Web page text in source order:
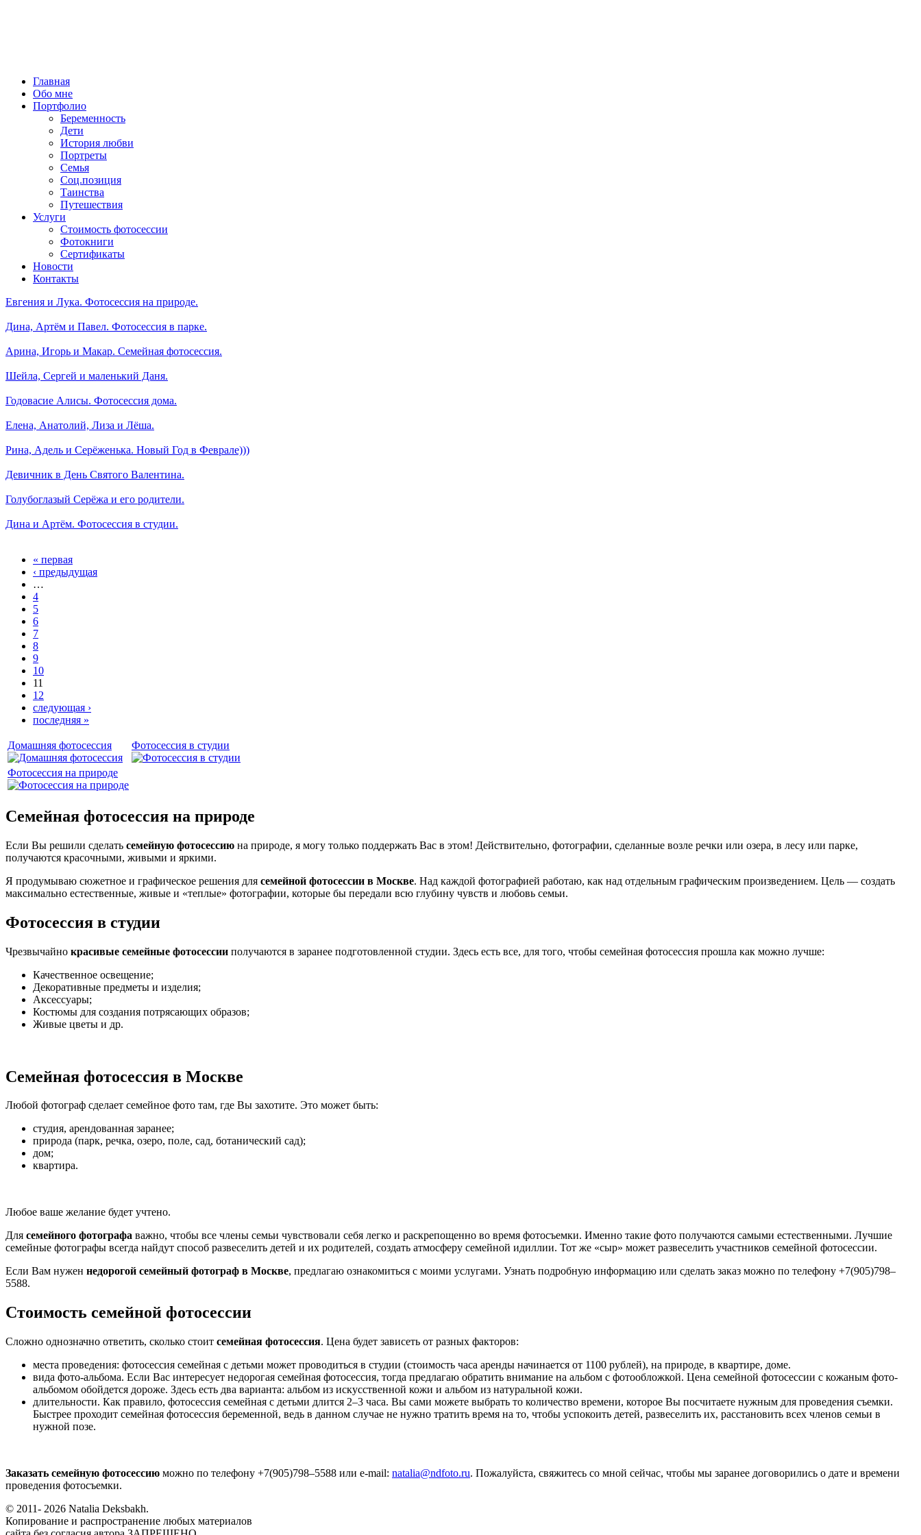
Главная
Обо мне
Портфолио
Беременность
Дети
История любви
Портреты
Семья
Соц.позиция
Таинства
Путешествия
Услуги
Стоимость фотосессии
Фотокниги
Сертификаты
Новости
Контакты
Евгения и Лука. Фотосессия на природе.
Дина, Артём и Павел. Фотосессия в парке.
Арина, Игорь и Макар. Семейная фотосессия.
Шейла, Сергей и маленький Даня.
Годовасие Алисы. Фотосессия дома.
Елена, Анатолий, Лиза и Лёша.
Рина, Адель и Серёженька. Новый Год в Феврале)))
Девичник в День Святого Валентина.
Голубоглазый Серёжа и его родители.
Дина и Артём. Фотосессия в студии.
« первая
‹ предыдущая
…
4
5
6
7
8
9
10
11
12
следующая ›
последняя »
Домашняя фотосессия Фотосессия в студии
Фотосессия на природе
Семейная фотосессия на природе
Если Вы решили сделать семейную фотосессию на природе, я могу только поддержать Вас в этом! Действительно, фотографии, сделанные возле речки или озера, в лесу или парке,
получаются красочными, живыми и яркими.
Я продумываю сюжетное и графическое решения для семейной фотосессии в Москве. Над каждой фотографией работаю, как над отдельным графическим произведением. Цель — создать
максимально естественные, живые и «теплые» фотографии, которые бы передали всю глубину чувств и любовь семьи.
Фотосессия в студии
Чрезвычайно красивые семейные фотосессии получаются в заранее подготовленной студии. Здесь есть все, для того, чтобы семейная фотосессия прошла как можно лучше:
Качественное освещение;
Декоративные предметы и изделия;
Аксессуары;
Костюмы для создания потрясающих образов;
Живые цветы и др.
Семейная фотосессия в Москве
Любой фотограф сделает семейное фото там, где Вы захотите. Это может быть:
студия, арендованная заранее;
природа (парк, речка, озеро, поле, сад, ботанический сад);
дом;
квартира.
Любое ваше желание будет учтено.
Для семейного фотографа важно, чтобы все члены семьи чувствовали себя легко и раскрепощенно во время фотосъемки. Именно такие фото получаются самыми естественными. Лучшие
семейные фотографы всегда найдут способ развеселить детей и их родителей, создать атмосферу семейной идиллии. Тот же «сыр» может развеселить участников семейной фотосессии.
Если Вам нужен недорогой семейный фотограф в Москве, предлагаю ознакомиться с моими услугами. Узнать подробную информацию или сделать заказ можно по телефону +7(905)798–
5588.
Стоимость семейной фотосессии
Сложно однозначно ответить, сколько стоит семейная фотосессия. Цена будет зависеть от разных факторов:
места проведения: фотосессия семейная с детьми может проводиться в студии (стоимость часа аренды начинается от 1100 рублей), на природе, в квартире, доме.
вида фото-альбома. Если Вас интересует недорогая семейная фотосессия, тогда предлагаю обратить внимание на альбом с фотообложкой. Цена семейной фотосессии с кожаным фото-
альбомом обойдется дороже. Здесь есть два варианта: альбом из искусственной кожи и альбом из натуральной кожи.
длительности. Как правило, фотосессия семейная с детьми длится 2–3 часа. Вы сами можете выбрать то количество времени, которое Вы посчитаете нужным для проведения съемки.
Быстрее проходит семейная фотосессия беременной, ведь в данном случае не нужно тратить время на то, чтобы успокоить детей, развеселить их, расстановить всех членов семьи в
нужной позе.
Заказать семейную фотосессию можно по телефону +7(905)798–5588 или e-mail: natalia@ndfoto.ru. Пожалуйста, свяжитесь со мной сейчас, чтобы мы заранее договорились о дате и времени
проведения фотосъемки.
© 2011- 2026 Natalia Deksbakh.
Копирование и распространение любых материалов